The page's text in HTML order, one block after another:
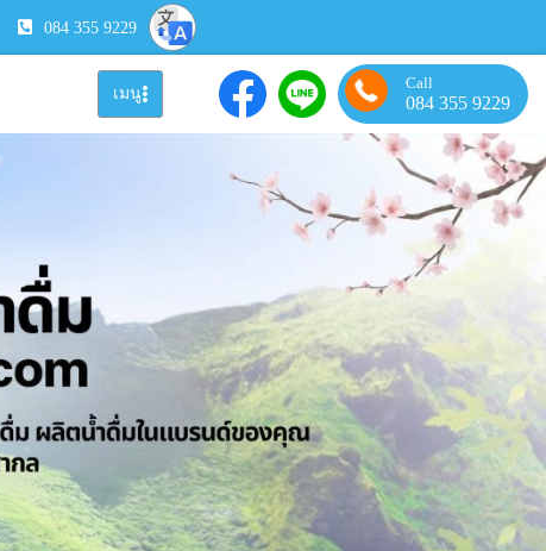
084 355 9229
เมนู
Call
084 355 9229